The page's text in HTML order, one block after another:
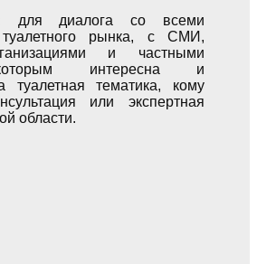
для диалога со всеми
туалетного рынка, с СМИ,
и частными
интересна и
туалетная тематика, кому
или экспертная
области.